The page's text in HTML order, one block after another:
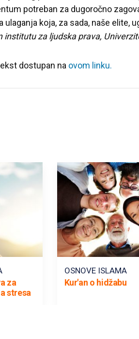
potreban za dugoročno
ulaganja koja, za sada, naše elite,
institutu za ljudska prava,
dostupan na ovom linku.
za
stresa
OSNOVE ISLAMA
Kur'an o hidžabu